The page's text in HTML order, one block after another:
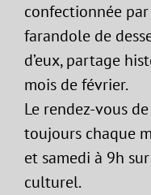
confectionnée
farandole de
d’eux, partage
mois de février.
Le rendez-vous
toujours chaque
et samedi à 9h
culturel.